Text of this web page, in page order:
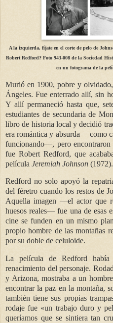
A la izquierda, fíjate en el corte de pelo de
Robert Redford? Foto 943-008 de la Sociedad
en un fotograma de la
Murió en 1900, pobre y
Ángeles. Fue enterrado allí, sin
Y allí permaneció hasta que,
estudiantes de secundaria de
libro de historia local y decidió
era romántica y absurda —como
funcionando—, pero
fue Robert Redford, que
película Jeremiah Johnson (1972).
Redford no solo apoyó la
del féretro cuando los restos de
Aquella imagen —el actor que
huesos reales— fue una de esas
cine se funden en un mismo
propio hombre de las montañas
por su doble de celuloide.
La película de Redford
renacimiento del personaje.
y Arizona, mostraba a un
encontrar la paz en la montaña,
también tiene sus propias
rodaje fue «un trabajo duro y
queríamos que se sintiera tan